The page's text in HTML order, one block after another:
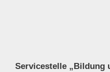
Servicestelle „Bildung